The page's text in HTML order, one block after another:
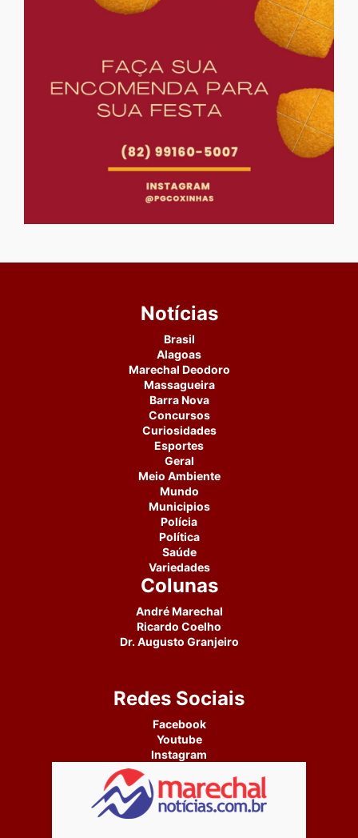
Notícias
Brasil
Alagoas
Marechal Deodoro
Massagueira
Barra Nova
Concursos
Curiosidades
Esportes
Geral
Meio Ambiente
Mundo
Municipios
Polícia
Política
Saúde
Variedades
Colunas
André Marechal
Ricardo Coelho
Dr. Augusto Granjeiro
Redes Sociais
Facebook
Youtube
Instagram